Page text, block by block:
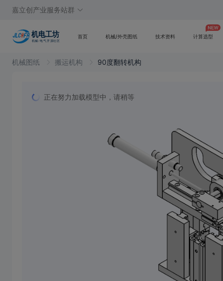
嘉立创产业服务站群
首页 机械/外壳图纸 技术资料 计算选型
机械图纸 搬运机构 90度翻转机构
正在努力加载模型中，请稍等